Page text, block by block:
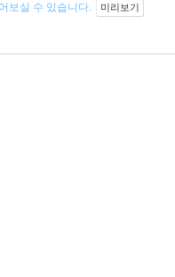
보실 수 있습니다. 미리보기